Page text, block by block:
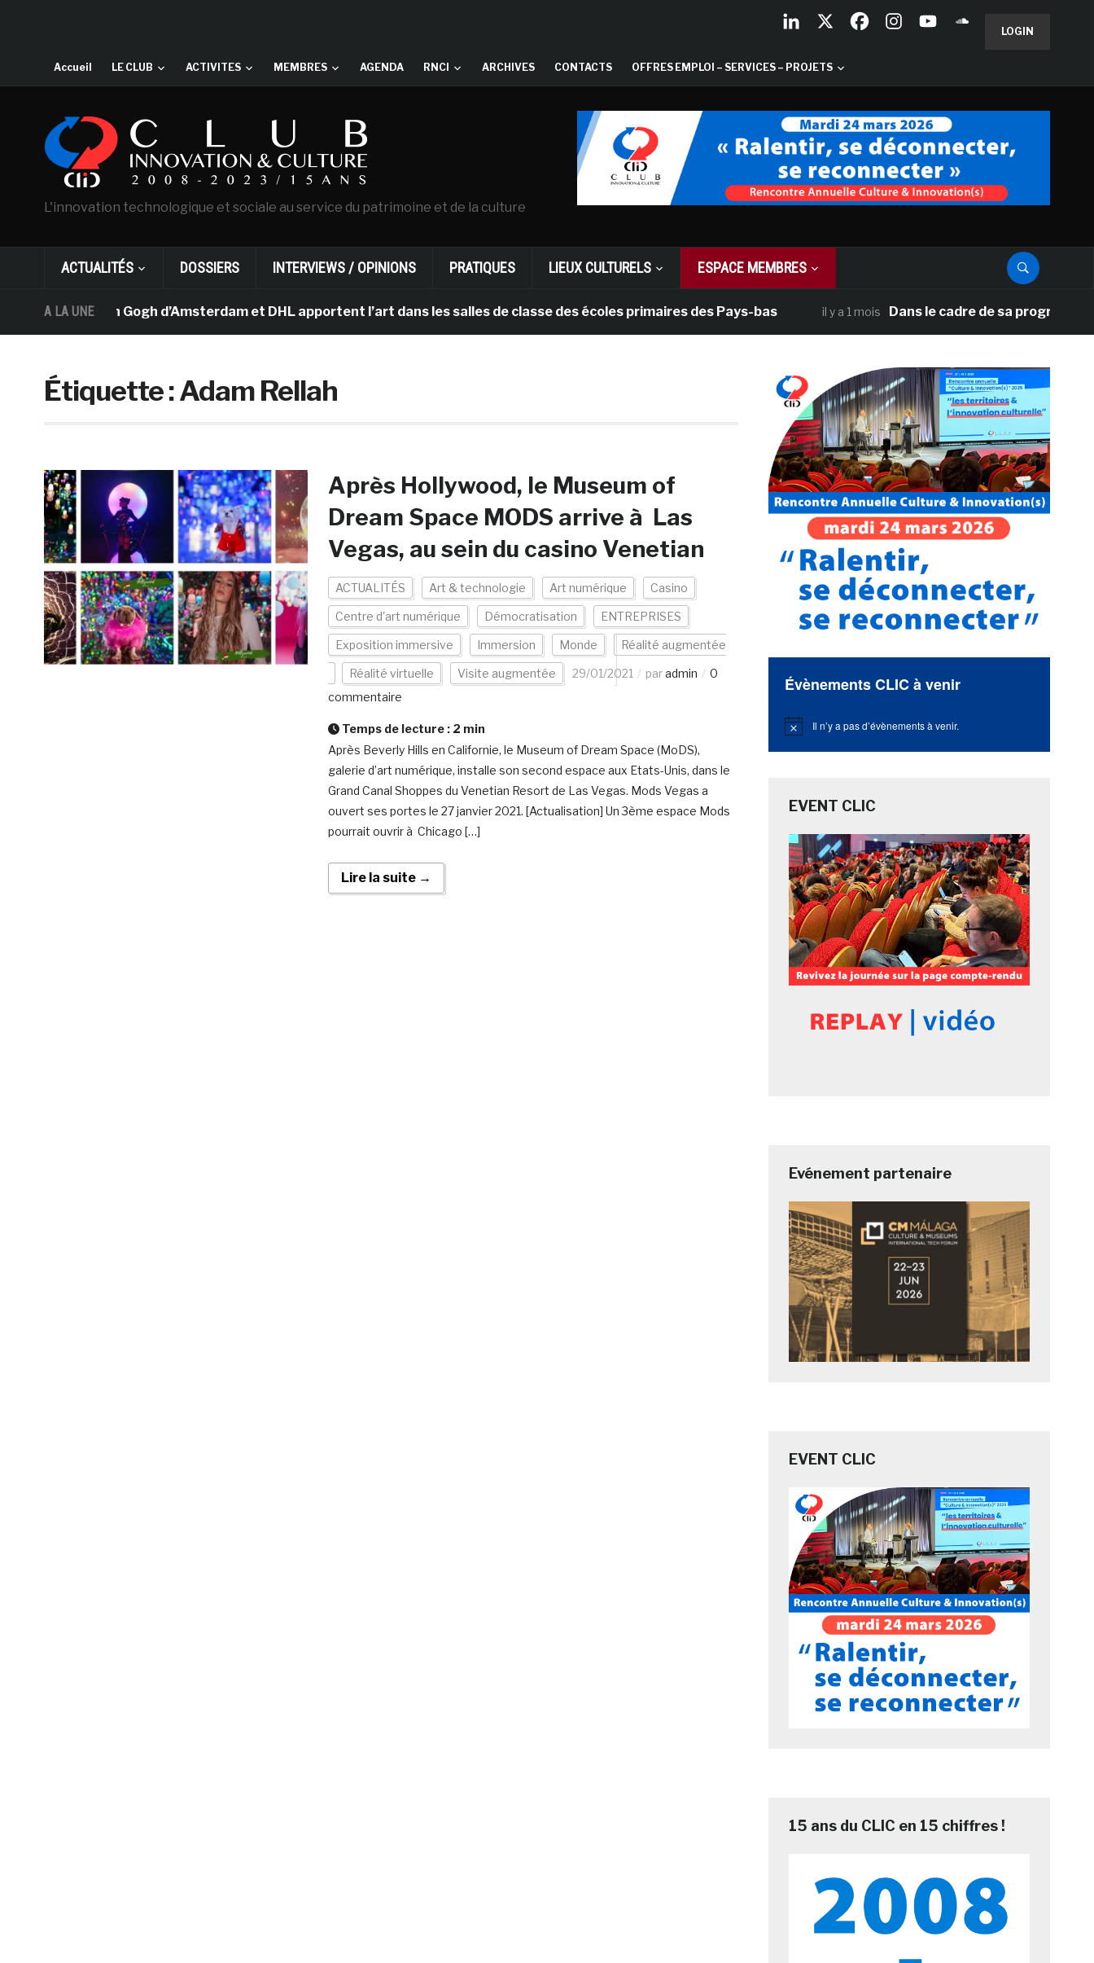
LOGIN
Accueil LE CLUB ACTIVITES MEMBRES AGENDA RNCI ARCHIVES CONTACTS OFFRES EMPLOI – SERVICES – PROJETS
L'innovation technologique et sociale au service du patrimoine et de la culture
ACTUALITÉS DOSSIERS INTERVIEWS / OPINIONS PRATIQUES LIEUX CULTURELS ESPACE MEMBRES
A LA UNE
musée Van Gogh d’Amsterdam et DHL apportent l’art dans les salles de classe des écoles primaires des Pays-bas il y a 1 mois Dans le cadre de sa programmation
Étiquette :Adam Rellah
Après Hollywood, le Museum of
Dream Space MODS arrive à Las
Vegas, au sein du casino Venetian
ACTUALITÉS Art & technologie Art numérique Casino
Centre d'art numérique Démocratisation ENTREPRISES
Exposition immersive Immersion Monde Réalité augmentée
Réalité virtuelle Visite augmentée 29/01/2021 paradmin
0
commentaire
Temps de lecture : 2 min
Après Beverly Hills en Californie, le Museum of Dream Space (MoDS),
galerie d’art numérique, installe son second espace aux Etats-Unis, dans le
Grand Canal Shoppes du Venetian Resort de Las Vegas. Mods Vegas a
ouvert ses portes le 27 janvier 2021. [Actualisation] Un 3ème espace Mods
pourrait ouvrir à Chicago […]
Lire la suite →
Évènements CLIC à venir
Notice Il n’y a pas d’évènements à venir.
EVENT CLIC
Evénement partenaire
EVENT CLIC
15 ans du CLIC en 15 chiffres !